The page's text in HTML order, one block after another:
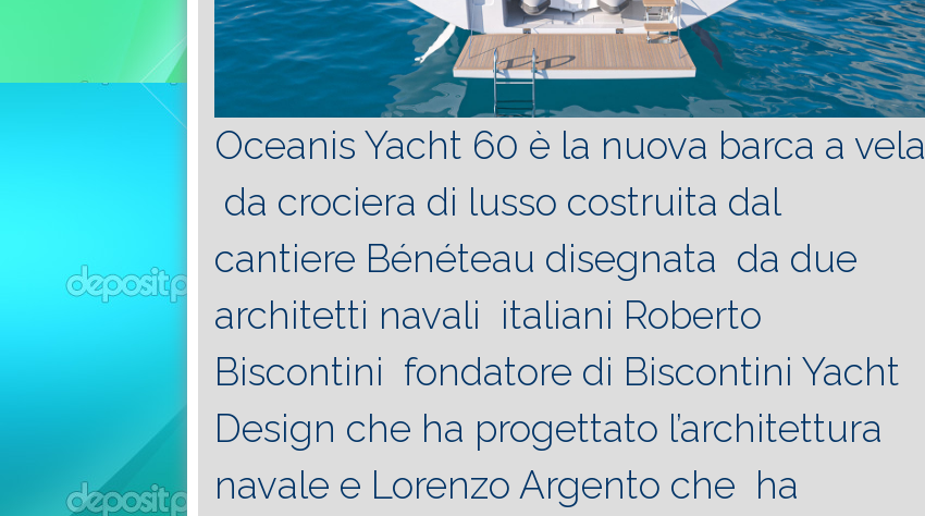
Oceanis Yacht 60 è la nuova barca a vela
da crociera di lusso costruita dal
cantiere Bénéteau disegnata da due
architetti navali italiani Roberto
Biscontini fondatore di Biscontini Yacht
Design che ha progettato l’architettura
navale e Lorenzo Argento che ha